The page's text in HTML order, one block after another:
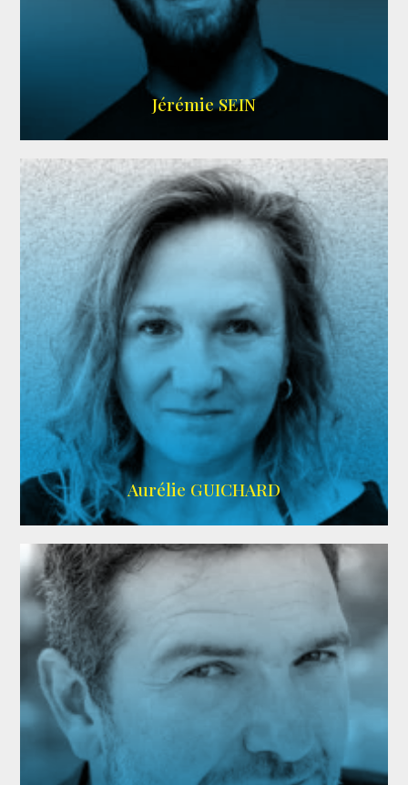
MEMBRE ARDA
Jérémie SEIN
Aurélie GUICHARD